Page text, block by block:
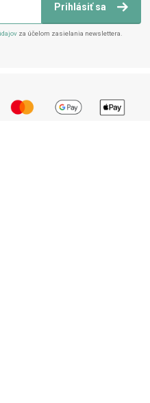
Prihlásiť sa
za účelom zasielania newslettera.